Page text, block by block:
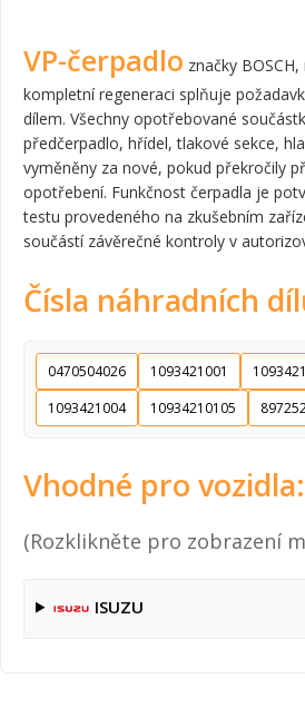
VP-čerpadlo značky
kompletní regeneraci splňuje
dílem. Všechny opotřebované
předčerpadlo, hřídel, tlakové sekce,
vyměněny za nové, pokud překročily
opotřebení. Funkčnost čerpadla je
testu provedeného na zkušebním
součástí závěrečné kontroly v
Čísla náhradních
0470504026 1093421001
1093421004
10934210105
Vhodné pro vozidla:
(Rozklikněte pro zobrazení
ISUZU